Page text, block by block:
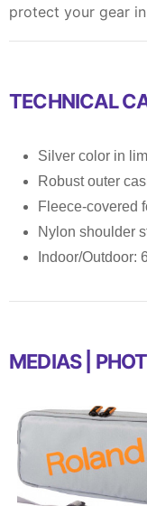
protect your gear
TECHNICAL
Silver color in
Robust outer
Fleece-covered
Nylon shoulder
Indoor/Outdoor:
MEDIAS |